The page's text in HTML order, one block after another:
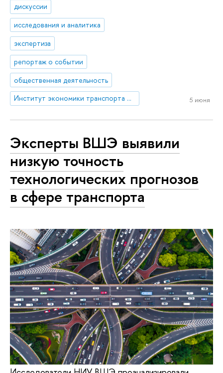
дискуссии
исследования и аналитика
экспертиза
репортаж о событии
общественная деятельность
Институт экономики транспорта и транспортной политики
5 июня
Эксперты ВШЭ выявили
низкую точность
технологических прогнозов
в сфере транспорта